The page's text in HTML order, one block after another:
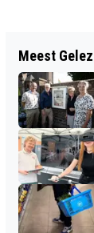
FILE OP
Meest